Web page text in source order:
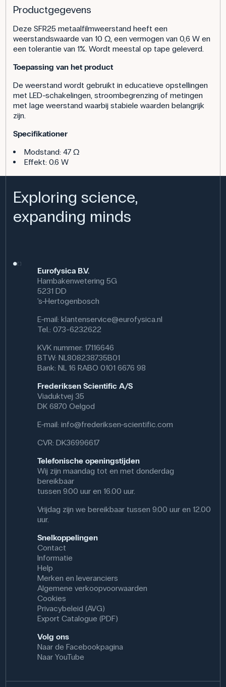
Productgegevens
Deze SFR25 metaalfilmweerstand heeft een
weerstandswaarde van 10 Ω, een vermogen van 0,6 W en
een tolerantie van 1%. Wordt meestal op tape geleverd.
Toepassing van het product
De weerstand wordt gebruikt in educatieve opstellingen
met LED-schakelingen, stroombegrenzing of metingen
met lage weerstand waarbij stabiele waarden belangrijk
zijn.
Specifikationer
Modstand: 47 Ω
Effekt: 0.6 W
Exploring science,
expanding minds
Eurofysica B.V.
Hambakenwetering 5G
5231 DD
's-Hertogenbosch
E-mail:klantenservice@eurofysica.nl
Tel.: 073-6232622
KVK nummer: 17116646
BTW: NL808238735B01
Bank: NL 16 RABO 0101 6676 98
Frederiksen Scientific A/S
Viaduktvej 35
DK 6870 Oelgod
E-mail:info@frederiksen-scientific.com
CVR: DK36996617
Telefonische openingstijden
Wij zijn maandag tot en met donderdag
bereikbaar
tussen 9.00 uur en 16.00 uur.
Vrijdag zijn we bereikbaar tussen 9.00 uur en 12.00
uur.
Snelkoppelingen
Contact
Informatie
Help
Merken en leveranciers
Algemene verkoopvoorwaarden
Cookies
Privacybeleid (AVG)
Export Catalogue (PDF)
Volg ons
Naar de Facebookpagina
Naar YouTube